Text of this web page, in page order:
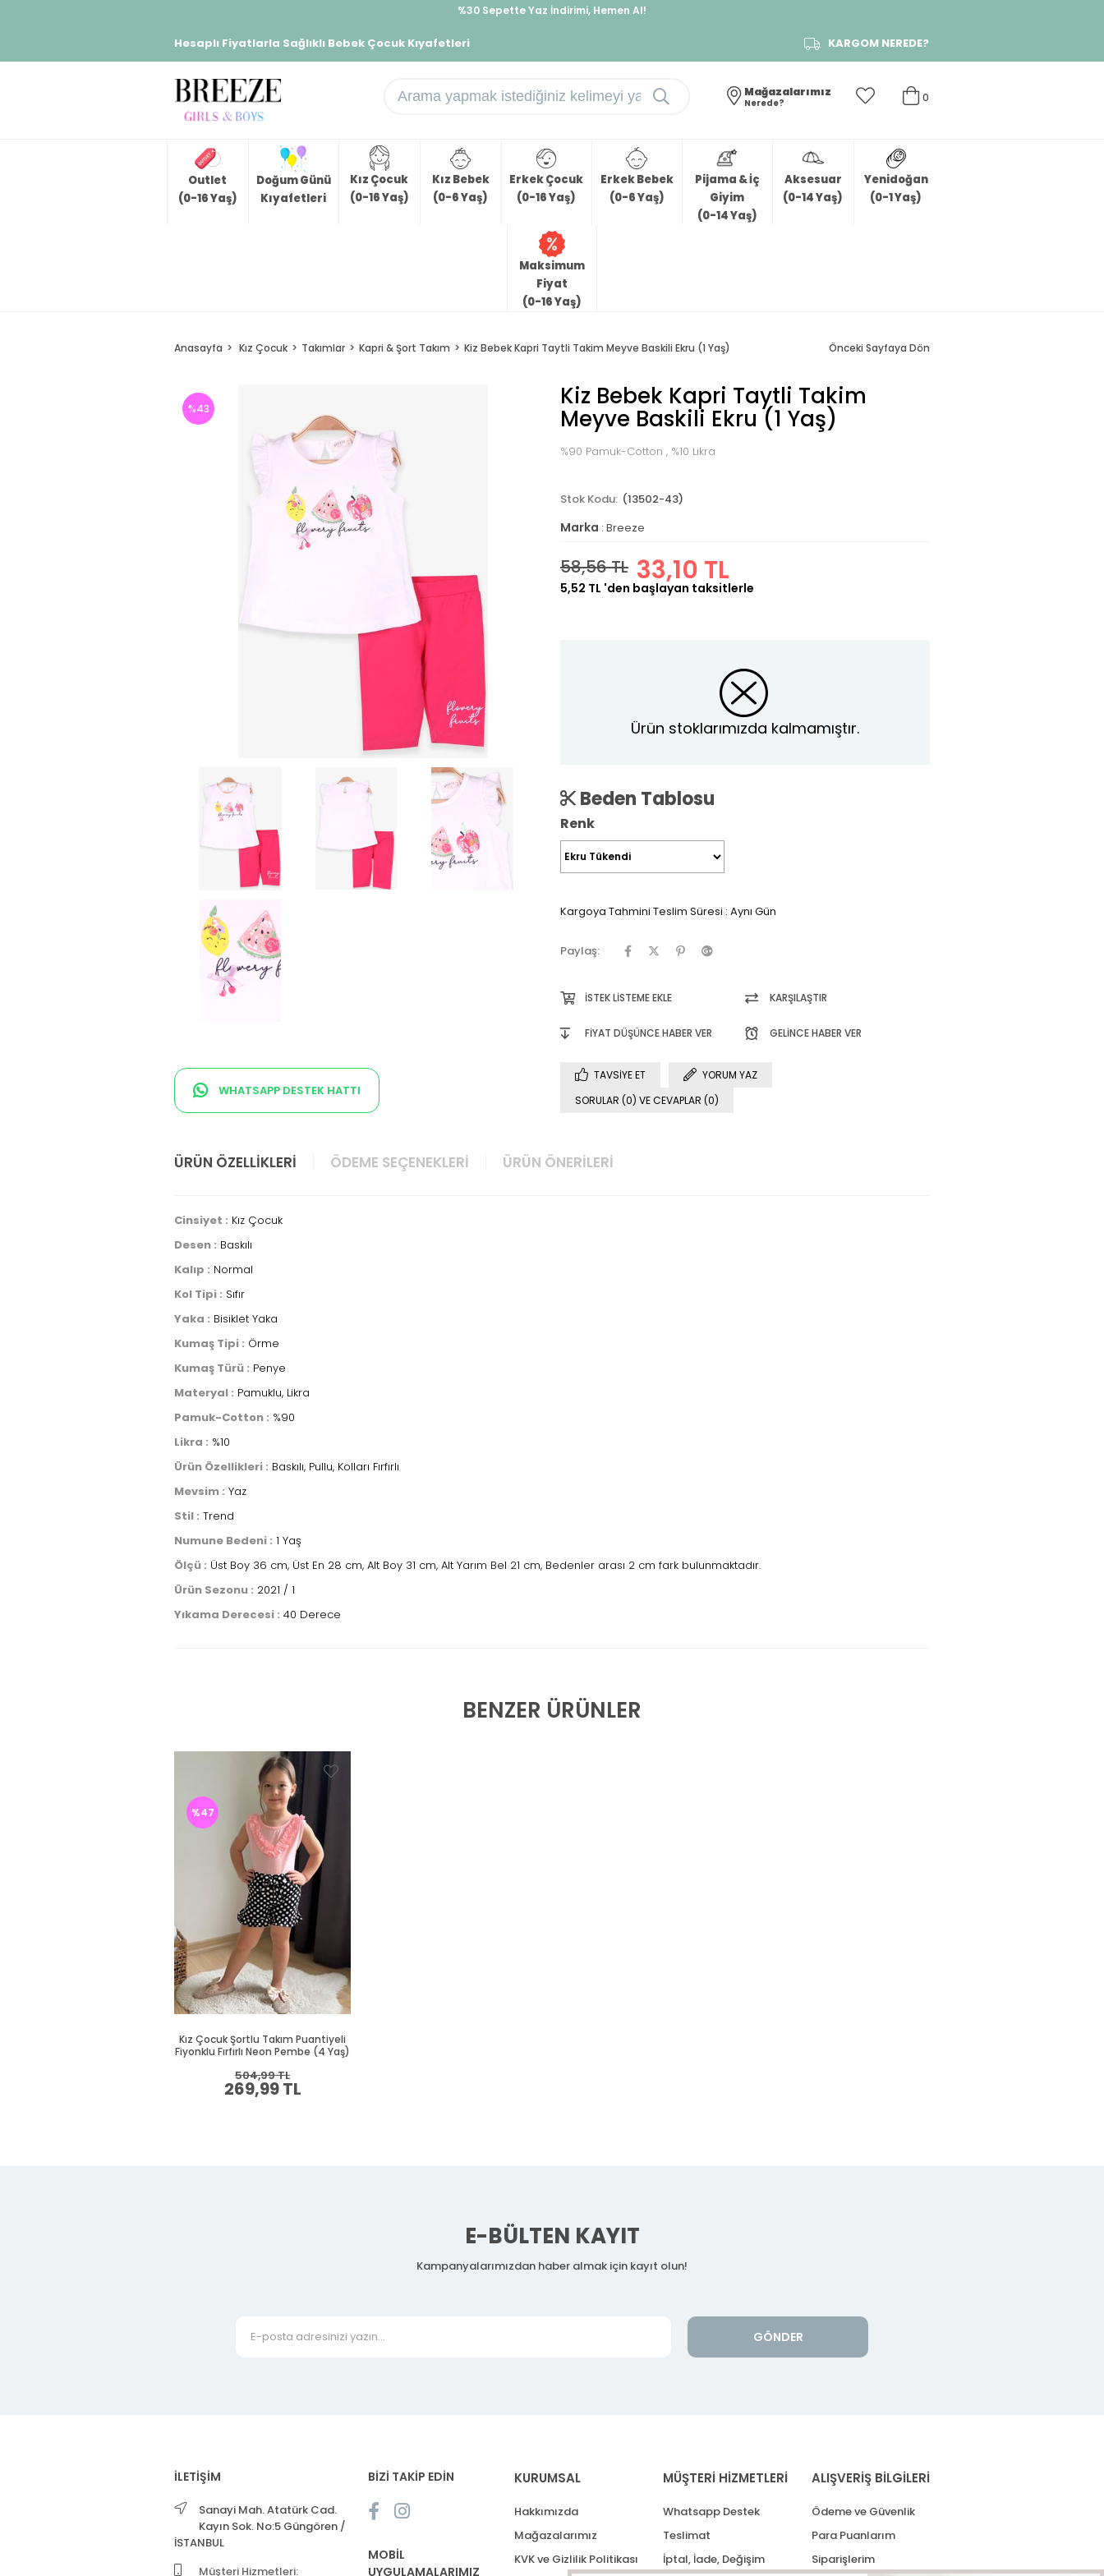
%30 Sepette Yaz İndirimi, Hemen Al!
Hesaplı Fiyatlarla Sağlıklı Bebek Çocuk Kıyafetleri KARGOM NEREDE?
0
Mağazalarımız
Nerede?
Outlet
(0-16 Yaş)
Doğum Günü
Kıyafetleri
Kız Çocuk
(0-16 Yaş)
Kız Bebek
(0-6 Yaş)
Erkek Çocuk
(0-16 Yaş)
Erkek Bebek
(0-6 Yaş)
Pijama & İç
Giyim
(0-14 Yaş)
Aksesuar
(0-14 Yaş)
Yenidoğan
(0-1 Yaş)
Maksimum
Fiyat
(0-16 Yaş)
Anasayfa Kız Çocuk Takımlar Kapri & Şort Takım Kiz Bebek Kapri Taytli Takim Meyve Baskili Ekru (1 Yaş) Önceki Sayfaya Dön
%43
WHATSAPP DESTEK HATTI
Kiz Bebek Kapri Taytli Takim
Meyve Baskili Ekru (1 Yaş)
%90 Pamuk-Cotton , %10 Likra
(13502-43)
Marka : Breeze
58,56 TL 33,10 TL
5,52 TL 'den başlayan taksitlerle
Ürün stoklarımızda kalmamıştır.
Beden Tablosu
Renk
Kargoya Tahmini Teslim Süresi : Aynı Gün
Paylaş:
İSTEK LISTEME EKLE KARŞILAŞTIR
FIYAT DÜŞÜNCE HABER VER GELINCE HABER VER
TAVSIYE ET
YORUM YAZ
SORULAR (0) VE CEVAPLAR (0)
ÜRÜN ÖZELLIKLERI ÖDEME SEÇENEKLERI ÜRÜN ÖNERILERI
Cinsiyet : Kız Çocuk
Desen : Baskılı
Kalıp : Normal
Kol Tipi : Sıfır
Yaka : Bisiklet Yaka
Kumaş Tipi : Örme
Kumaş Türü : Penye
Materyal : Pamuklu, Likra
Pamuk-Cotton : %90
Likra : %10
Ürün Özellikleri : Baskılı, Pullu, Kolları Fırfırlı
Mevsim : Yaz
Stil : Trend
Numune Bedeni : 1 Yaş
Ölçü : Üst Boy 36 cm, Üst En 28 cm, Alt Boy 31 cm, Alt Yarım Bel 21 cm, Bedenler arası 2 cm fark bulunmaktadır.
Ürün Sezonu : 2021 / 1
Yıkama Derecesi : 40 Derece
BENZER ÜRÜNLER
Kız Çocuk Şortlu Takım Puantiyeli
Fiyonklu Fırfırlı Neon Pembe (4 Yaş)
269,99 TL
504,99 TL
%47
E-BÜLTEN KAYIT
Kampanyalarımızdan haber almak için kayıt olun!
GÖNDER
İLETİŞİM
Sanayi Mah. Atatürk Cad.
Kayın Sok. No:5 Güngören /
İSTANBUL
Müşteri Hizmetleri:
BİZİ TAKİP EDİN
MOBİL
UYGULAMALARIMIZ
KURUMSAL
Hakkımızda
Mağazalarımız
KVK ve Gizlilik Politikası
MÜŞTERİ HİZMETLERİ
Whatsapp Destek
Teslimat
İptal, İade, Değişim
ALIŞVERİŞ BİLGİLERİ
Ödeme ve Güvenlik
Para Puanlarım
Siparişlerim